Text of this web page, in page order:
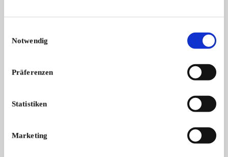
Notwendig
Präferenzen
Statistiken
Marketing
Sie vertreten dieses Unternehmen? Übernehmen Sie
jetzt diesen Branchenbuch-Eintrag um ihn zu